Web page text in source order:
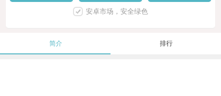
安卓市场，安全绿色
简介 排行